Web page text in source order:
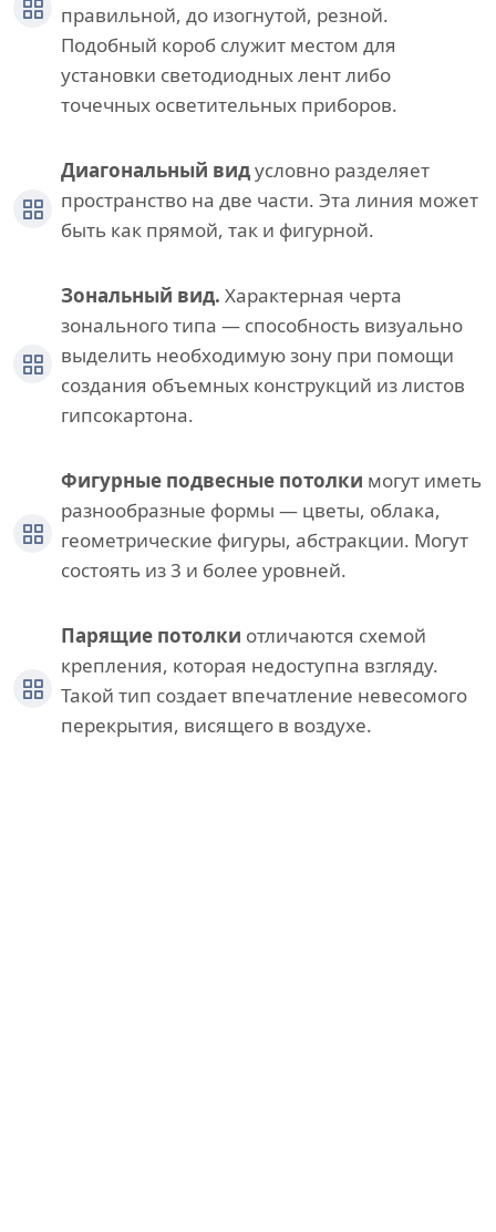
правильной, до изогнутой, резной.
Подобный короб служит местом для
установки светодиодных лент либо
точечных осветительных приборов.
Диагональный видусловно разделяет
пространство на две части. Эта линия может
быть как прямой, так и фигурной.
Зональный вид. Характерная черта
зонального типа — способность визуально
выделить необходимую зону при помощи
создания объемных конструкций из листов
гипсокартона.
Фигурные подвесные потолки могут иметь
разнообразные формы — цветы, облака,
геометрические фигуры, абстракции. Могут
состоять из 3 и более уровней.
Парящие потолки отличаются схемой
крепления, которая недоступна взгляду.
Такой тип создает впечатление невесомого
перекрытия, висящего в воздухе.